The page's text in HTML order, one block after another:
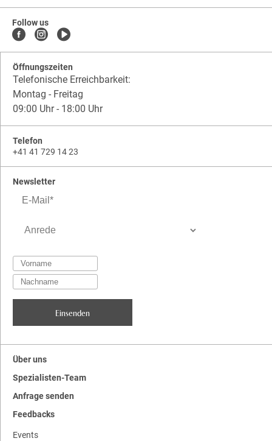
Follow us
Öffnungszeiten
Telefonische Erreichbarkeit:
Montag - Freitag
09:00 Uhr - 18:00 Uhr
Telefon
+41 41 729 14 23
Newsletter
Über uns
Spezialisten-Team
Anfrage senden
Feedbacks
Events